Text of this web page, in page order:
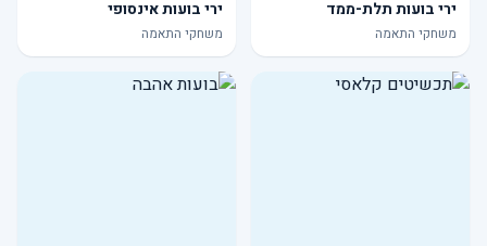
ירי בועות תלת-ממד
משחקי התאמה
ירי בועות אינסופי
משחקי התאמה